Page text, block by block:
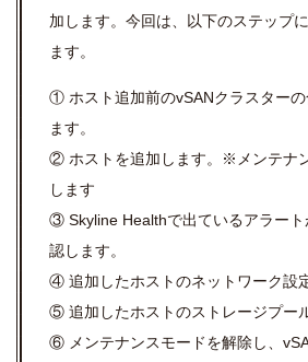
加します。今回は、以下のステップ
ます。
① ホスト追加前のvSANクラスター
ます。
② ホストを追加します。※メンテナ
します
③ Skyline Healthで出ているアラー
認します。
④ 追加したホストのネットワーク設
⑤ 追加したホストのストレージプー
⑥ メンテナンスモードを解除し、